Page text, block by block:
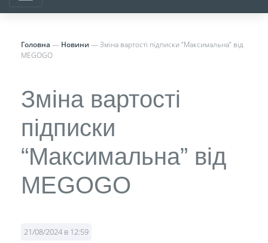
Головна — Новини—Зміна вартості підписки “Максимальна” від
MEGOGO
Зміна вартості
підписки
“Максимальна” від
MEGOGO
21/08/2024 в 12:59